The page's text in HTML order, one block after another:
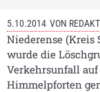
5.10.2014 VON
Niederense (Kreis
wurde die
Verkehrsunfall
Himmelpforten